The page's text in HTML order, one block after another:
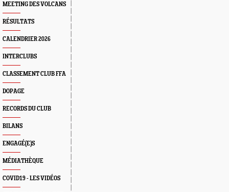
MEETING DES VOLCANS
RÉSULTATS
CALENDRIER 2026
INTERCLUBS
CLASSEMENT CLUB FFA
DOPAGE
RECORDS DU CLUB
BILANS
ENGAGÉ(E)S
MÉDIATHÈQUE
COVID19 - LES VIDÉOS